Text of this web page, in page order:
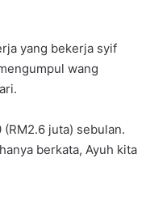
yang bekerja syif
wang
juta) sebulan.
berkata, Ayuh kita